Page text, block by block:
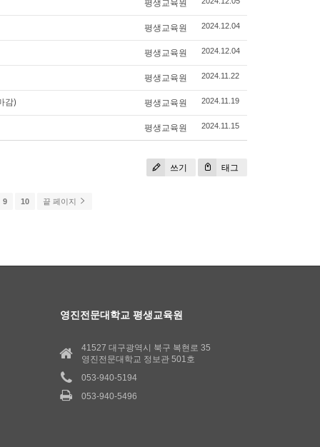
평생교육원
평생교육원 2024.12.04
평생교육원 2024.12.04
평생교육원 2024.11.22
감) 평생교육원 2024.11.19
평생교육원 2024.11.15
쓰기 태그
9 10 끝 페이지
영진전문대학교 평생교육원
41527 대구광역시 북구 복현로 35
영진전문대학교 정보관 501호
053-940-5194
053-940-5496